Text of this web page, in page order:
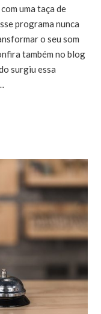
uma taça de
programa nunca
o seu som
também no blog
surgiu essa